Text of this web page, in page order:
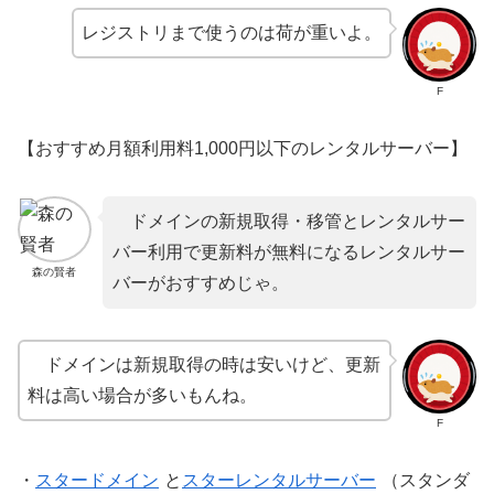
F
レジストリまで使うのは荷が重いよ。
【おすすめ月額利用料1,000円以下のレンタルサーバー】
森の賢者
ドメインの新規取得・移管とレンタルサー
バー利用で更新料が無料になるレンタルサー
バーがおすすめじゃ。
F
ドメインは新規取得の時は安いけど、更新
料は高い場合が多いもんね。
・ スタードメイン と スターレンタルサーバー （スタンダ